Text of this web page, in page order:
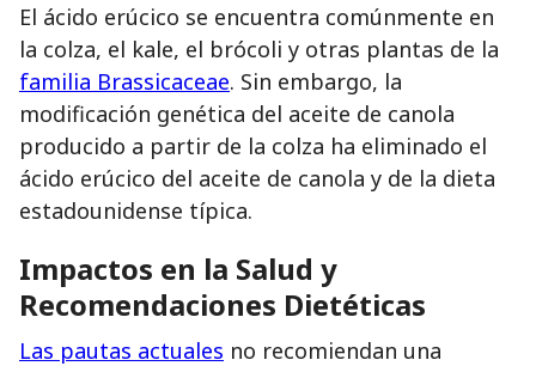
El ácido erúcico se encuentra comúnmente en
la colza, el kale, el brócoli y otras plantas de la
familia Brassicaceae. Sin embargo, la
modificación genética del aceite de canola
producido a partir de la colza ha eliminado el
ácido erúcico del aceite de canola y de la dieta
estadounidense típica.
Impactos en la Salud y
Recomendaciones Dietéticas
Las pautas actuales no recomiendan una